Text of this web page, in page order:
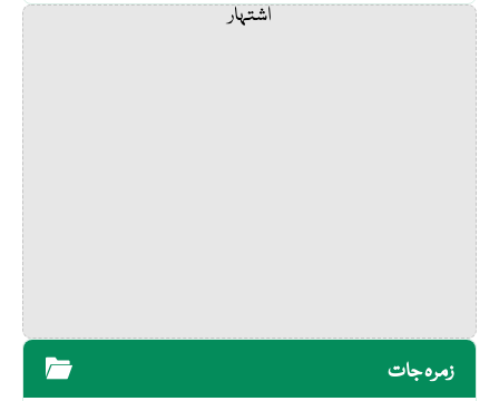
اشتہار
زمرہ جات